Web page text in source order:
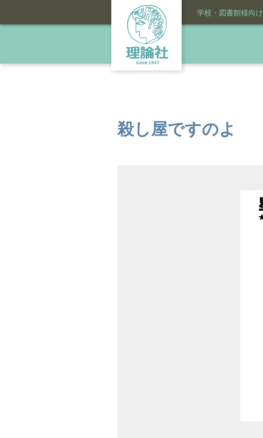
学校・図書館様向け
殺し屋ですのよ